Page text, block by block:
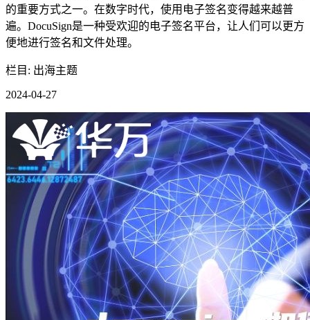
的重要方式之一。在数字时代，使用电子签名变得越来越普
遍。DocuSign是一种受欢迎的电子签名平台，让人们可以更方
便地进行签名和文件处理。
栏目: 出海主题
2024-04-27